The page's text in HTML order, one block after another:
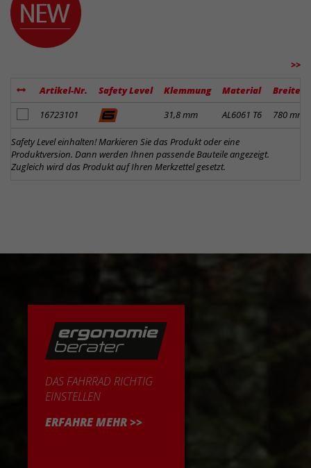
>>
Artikel-Nr. Safety Level Klemmung Material
Breite
Artikel zum Merkzettel hinzufügen
16723101 31,8 mm AL6061 T6 780 mm
Safety Level einhalten! Markieren Sie das Produkt oder eine
Produktversion. Dann werden Ihnen passende Bauteile angezeigt.
Zugleich wird das Produkt auf Ihren Merkzettel gesetzt.
DAS FAHRRAD RICHTIG
EINSTELLEN
ERFAHRE MEHR >>